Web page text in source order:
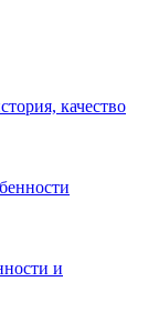
качество
и